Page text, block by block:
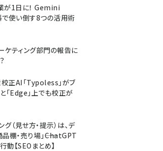
が1日に！ Gemini
使い倒す8つの活用術
ケティング部門の報告に
正AI「Typoless」がブ
「Edge」上でも校正が
（見せ方・提示）は、デ
棚・売り場」――ChatGPT
【SEOまとめ】